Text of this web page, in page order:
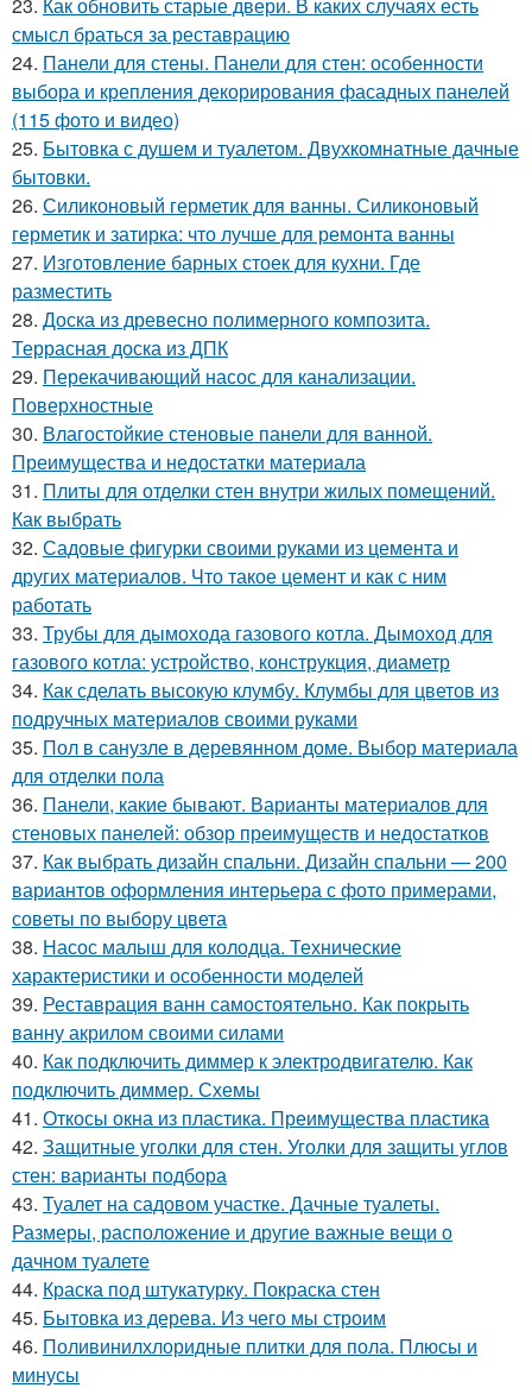
23. Как обновить старые двери. В каких случаях есть
смысл браться за реставрацию
24. Панели для стены. Панели для стен: особенности
выбора и крепления декорирования фасадных панелей
(115 фото и видео)
25. Бытовка с душем и туалетом. Двухкомнатные дачные
бытовки.
26. Силиконовый герметик для ванны. Силиконовый
герметик и затирка: что лучше для ремонта ванны
27. Изготовление барных стоек для кухни. Где
разместить
28. Доска из древесно полимерного композита.
Террасная доска из ДПК
29. Перекачивающий насос для канализации.
Поверхностные
30. Влагостойкие стеновые панели для ванной.
Преимущества и недостатки материала
31. Плиты для отделки стен внутри жилых помещений.
Как выбрать
32. Садовые фигурки своими руками из цемента и
других материалов. Что такое цемент и как с ним
работать
33. Трубы для дымохода газового котла. Дымоход для
газового котла: устройство, конструкция, диаметр
34. Как сделать высокую клумбу. Клумбы для цветов из
подручных материалов своими руками
35. Пол в санузле в деревянном доме. Выбор материала
для отделки пола
36. Панели, какие бывают. Варианты материалов для
стеновых панелей: обзор преимуществ и недостатков
37. Как выбрать дизайн спальни. Дизайн спальни — 200
вариантов оформления интерьера с фото примерами,
советы по выбору цвета
38. Насос малыш для колодца. Технические
характеристики и особенности моделей
39. Реставрация ванн самостоятельно. Как покрыть
ванну акрилом своими силами
40. Как подключить диммер к электродвигателю. Как
подключить диммер. Схемы
41. Откосы окна из пластика. Преимущества пластика
42. Защитные уголки для стен. Уголки для защиты углов
стен: варианты подбора
43. Туалет на садовом участке. Дачные туалеты.
Размеры, расположение и другие важные вещи о
дачном туалете
44. Краска под штукатурку. Покраска стен
45. Бытовка из дерева. Из чего мы строим
46. Поливинилхлоридные плитки для пола. Плюсы и
минусы